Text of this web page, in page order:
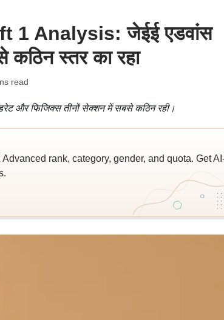
1 Analysis: जेईई एडवांस
कठिन स्तर का रहा
read
और फिजिक्स तीनों सेक्शन में सबसे कठिन रही।
rank, category, gender, and quota. Get